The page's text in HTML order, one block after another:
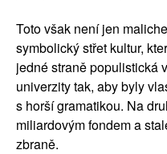
Toto však není jen
symbolický střet kultur,
jedné straně populistická
univerzity tak, aby byly
s horší gramatikou. Na
miliardovým fondem a
zbraně.